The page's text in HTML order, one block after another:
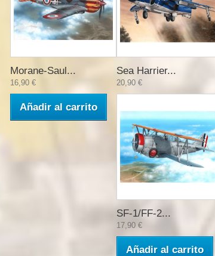
Morane-Saul...
16,90 €
Añadir al carrito
Sea Harrier...
20,90 €
SF-1/FF-2...
17,90 €
Añadir al carrito